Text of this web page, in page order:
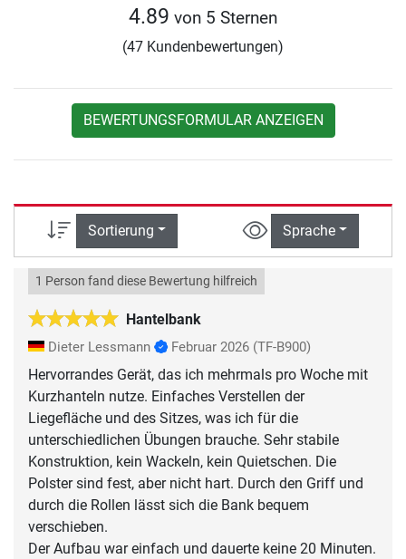
4.89 von 5 Sternen
(47 Kundenbewertungen)
BEWERTUNGSFORMULAR ANZEIGEN
Sortierung Sprache
Hantelbank
1 Person fand diese Bewertung hilfreich
Dieter Lessmann Februar 2026 (TF-B900)
Hervorrandes Gerät, das ich mehrmals pro Woche mit
Kurzhanteln nutze. Einfaches Verstellen der
Liegefläche und des Sitzes, was ich für die
unterschiedlichen Übungen brauche. Sehr stabile
Konstruktion, kein Wackeln, kein Quietschen. Die
Polster sind fest, aber nicht hart. Durch den Griff und
durch die Rollen lässt sich die Bank bequem
verschieben.
Der Aufbau war einfach und dauerte keine 20 Minuten.